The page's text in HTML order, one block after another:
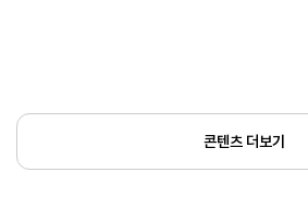
콘텐츠 더보기